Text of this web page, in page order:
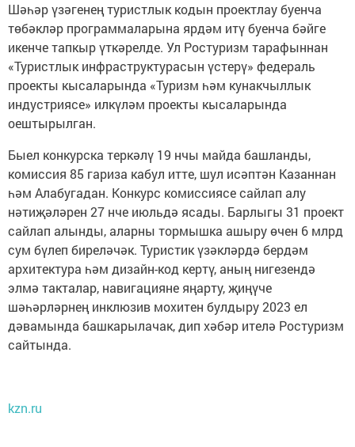
Шәһәр үзәгенең туристлык кодын проектлау буенча
төбәкләр программаларына ярдәм итү буенча бәйге
икенче тапкыр үткәрелде. Ул Ростуризм тарафыннан
«Туристлык инфраструктурасын үстерү» федераль
проекты кысаларында «Туризм һәм кунакчыллык
индустриясе» илкүләм проекты кысаларында
оештырылган.
Быел конкурска теркәлү 19 нчы майда башланды,
комиссия 85 гариза кабул итте, шул исәптән Казаннан
һәм Алабугадан. Конкурс комиссиясе сайлап алу
нәтиҗәләрен 27 нче июльдә ясады. Барлыгы 31 проект
сайлап алынды, аларны тормышка ашыру өчен 6 млрд
сум бүлеп биреләчәк. Туристик үзәкләрдә бердәм
архитектура һәм дизайн-код кертү, аның нигезендә
элмә такталар, навигацияне яңарту, җиңүче
шәһәрләрнең инклюзив мохитен булдыру 2023 ел
дәвамында башкарылачак, дип хәбәр ителә Ростуризм
сайтында.
kzn.ru